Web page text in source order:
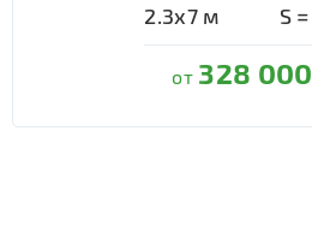
2.3х7м S =
от 328 000